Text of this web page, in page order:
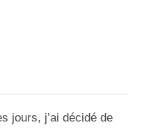
jours, j’ai décidé de